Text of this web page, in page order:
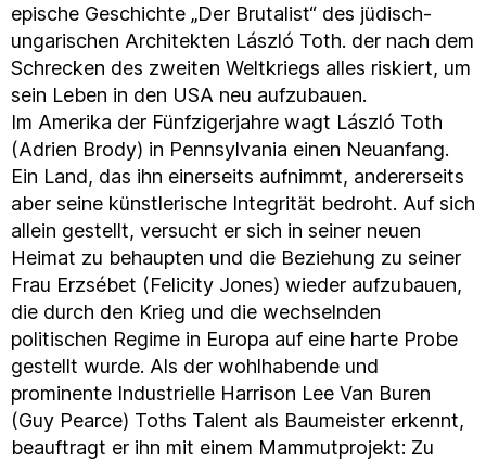
epische Geschichte „Der Brutalist“ des jüdisch-
ungarischen Architekten László Toth. der nach dem
Schrecken des zweiten Weltkriegs alles riskiert, um
sein Leben in den USA neu aufzubauen.
Im Amerika der Fünfzigerjahre wagt László Toth
(Adrien Brody) in Pennsylvania einen Neuanfang.
Ein Land, das ihn einerseits aufnimmt, andererseits
aber seine künstlerische Integrität bedroht. Auf sich
allein gestellt, versucht er sich in seiner neuen
Heimat zu behaupten und die Beziehung zu seiner
Frau Erzsébet (Felicity Jones) wieder aufzubauen,
die durch den Krieg und die wechselnden
politischen Regime in Europa auf eine harte Probe
gestellt wurde. Als der wohlhabende und
prominente Industrielle Harrison Lee Van Buren
(Guy Pearce) Toths Talent als Baumeister erkennt,
beauftragt er ihn mit einem Mammutprojekt: Zu